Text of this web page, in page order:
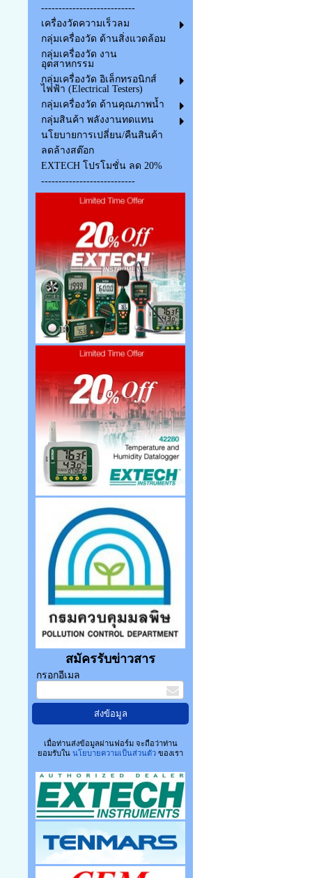
---------------------------
เครื่องวัดความเร็วลม
กลุ่มเครื่องวัด ด้านสิ่งแวดล้อม
กลุ่มเครื่องวัด งาน
อุตสาหกรรม
กลุ่มเครื่องวัด อิเล็กทรอนิกส์
ไฟฟ้า (Electrical Testers)
กลุ่มเครื่องวัด ด้านคุณภาพน้ำ
กลุ่มสินค้า พลังงานทดแทน
นโยบายการเปลี่ยน/คืนสินค้า
ลดล้างสต๊อก
EXTECH โปรโมชั่น ลด 20%
---------------------------
สมัครรับข่าวสาร
กรอกอีเมล
เมื่อท่านส่งข้อมูลผ่านฟอร์ม จะถือว่าท่าน
ยอมรับใน นโยบายความเป็นส่วนตัวของเรา